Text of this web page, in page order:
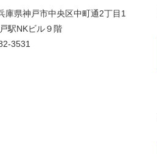
庫県神戸市中央区中町通2丁目1
駅NKビル９階
3531